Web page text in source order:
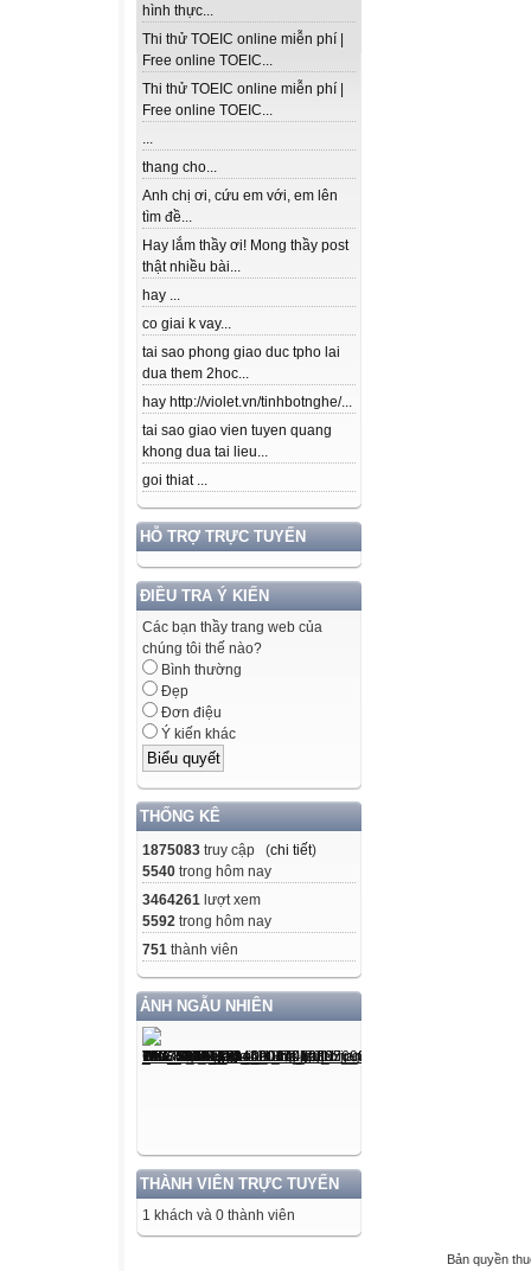
hình thực...
Thi thử TOEIC online miễn phí |
Free online TOEIC...
Thi thử TOEIC online miễn phí |
Free online TOEIC...
...
thang cho...
Anh chị ơi, cứu em với, em lên
tìm đề...
Hay lắm thầy ơi! Mong thầy post
thật nhiều bài...
hay ...
co giai k vay...
tai sao phong giao duc tpho lai
dua them 2hoc...
hay http://violet.vn/tinhbotnghe/...
tai sao giao vien tuyen quang
khong dua tai lieu...
goi thiat ...
HỖ TRỢ TRỰC TUYẾN
ĐIỀU TRA Ý KIẾN
Các bạn thầy trang web của
chúng tôi thế nào?
Bình thường
Đẹp
Đơn điệu
Ý kiến khác
THỐNG KÊ
1875083 truy cập (chi tiết)
5540 trong hôm nay
3464261 lượt xem
5592 trong hôm nay
751 thành viên
ẢNH NGẪU NHIÊN
THÀNH VIÊN TRỰC TUYẾN
1 khách và 0 thành viên
Bản quyền